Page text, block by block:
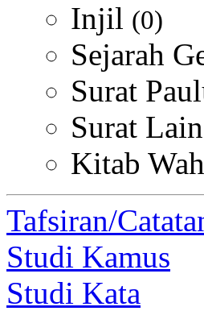
Injil (0)
Sejarah
Surat
Surat Lain
Kitab
Tafsiran/
Studi Kamus
Studi Kata